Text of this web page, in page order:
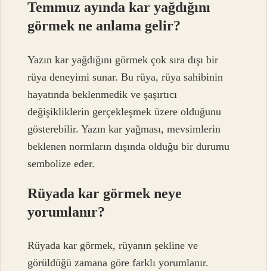
Temmuz ayında kar yağdığını
görmek ne anlama gelir?
Yazın kar yağdığını görmek çok sıra dışı bir
rüya deneyimi sunar. Bu rüya, rüya sahibinin
hayatında beklenmedik ve şaşırtıcı
değişikliklerin gerçekleşmek üzere olduğunu
gösterebilir. Yazın kar yağması, mevsimlerin
beklenen normların dışında olduğu bir durumu
sembolize eder.
Rüyada kar görmek neye
yorumlanır?
Rüyada kar görmek, rüyanın şekline ve
görüldüğü zamana göre farklı yorumlanır.